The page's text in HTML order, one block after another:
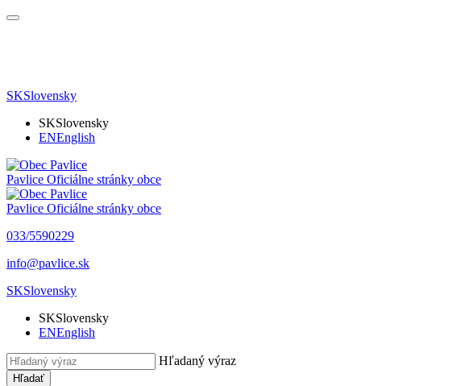
SKSlovensky
SKSlovensky
ENEnglish
Pavlice Oficiálne stránky obce
Pavlice Oficiálne stránky obce
033/5590229
info@pavlice.sk
SKSlovensky
SKSlovensky
ENEnglish
Hľadaný výraz
Hľadať